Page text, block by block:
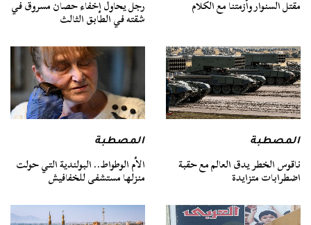
مقتل السنوار وأزمتنا مع الكلام رجل يحاول إخفاء حصان مسروق في
شقته في الطابق الثالث
المصطبة
ناقوس الخطر يدق العالم مع حقبة
اضطرابات متزايدة
المصطبة
الأم الوطواط.. البولندية التي حولت
منزلها مستشفى للخفافيش